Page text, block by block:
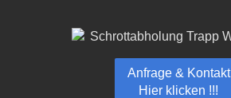
Anfrage & Kontakt
Hier klicken !!!